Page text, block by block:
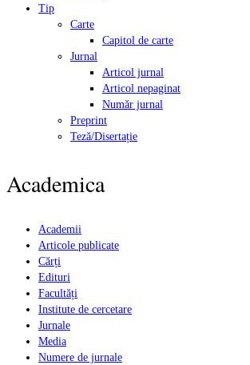
Tip
Carte
Capitol de carte
Jurnal
Articol jurnal
Articol nepaginat
Număr jurnal
Preprint
Teză/Disertație
Academica
Academii
Articole publicate
Cărți
Edituri
Facultăți
Institute de cercetare
Jurnale
Media
Numere de jurnale